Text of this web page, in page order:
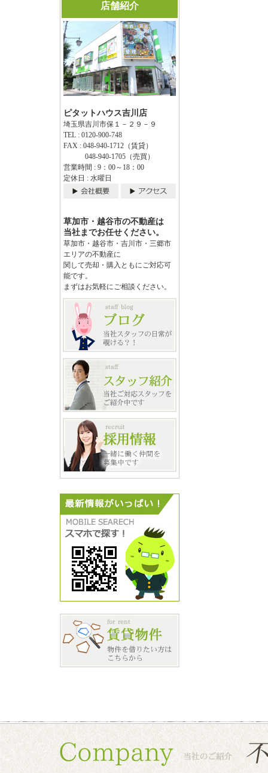
店舗紹介
ピタットハウス吉川店
埼玉県吉川市保１－２９－９
TEL : 0120-900-748
FAX : 048-940-1712（賃貸）
048-940-1705（売買）
営業時間 : 9：00～18：00
定休日 : 水曜日
草加市・越谷市の不動産は
当社までお任せください。
草加市・越谷市・吉川市・三郷市
エリアの不動産に
関して売却・購入ともにご対応可
能です。
まずはお気軽にご相談ください。